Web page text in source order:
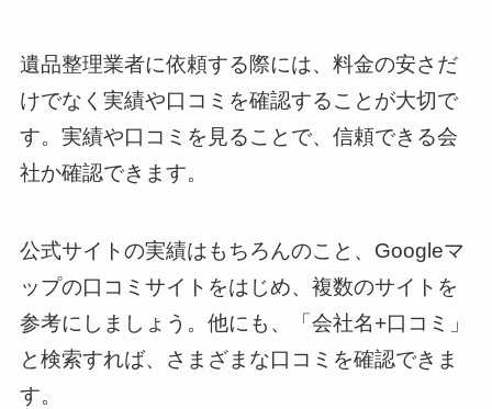
遺品整理業者に依頼する際には、料金の安さだ
けでなく実績や口コミを確認することが大切で
す。実績や口コミを見ることで、信頼できる会
社か確認できます。
公式サイトの実績はもちろんのこと、Googleマ
ップの口コミサイトをはじめ、複数のサイトを
参考にしましょう。他にも、「会社名+口コミ」
と検索すれば、さまざまな口コミを確認できま
す。